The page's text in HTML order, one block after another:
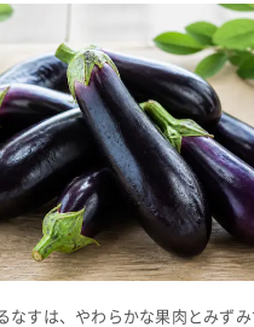
なすは、やわらかな果肉とみずみ